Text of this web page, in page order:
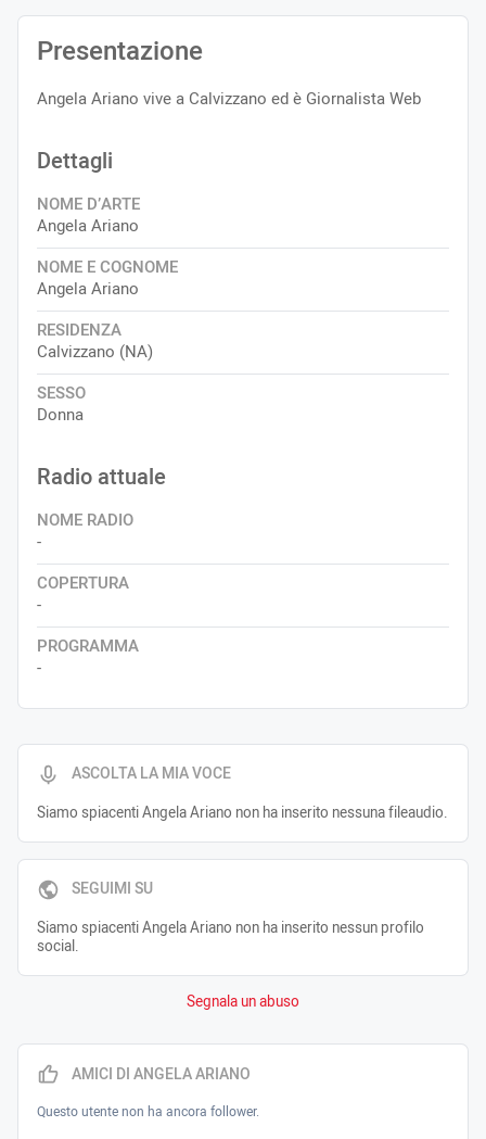
ASCOLTA LA MIA VOCE
Siamo spiacenti Angela Ariano non ha inserito nessuna fileaudio.
SEGUIMI SU
Siamo spiacenti Angela Ariano non ha inserito nessun profilo
social.
Segnala un abuso
Presentazione
Angela Ariano vive a Calvizzano ed è Giornalista Web
Dettagli
NOME D’ARTE
Angela Ariano
NOME E COGNOME
Angela Ariano
RESIDENZA
Calvizzano (NA)
SESSO
Donna
Radio attuale
NOME RADIO
-
COPERTURA
-
PROGRAMMA
-
AMICI DI ANGELA ARIANO
Questo utente non ha ancora follower.